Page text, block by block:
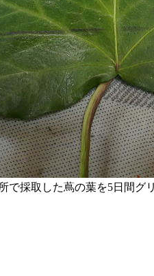
取した蔦の葉を5日間グリ